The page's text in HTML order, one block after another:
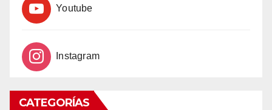
Youtube
Instagram
CATEGORÍAS